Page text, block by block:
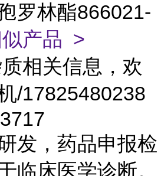
罗林酯866021-
产品 >
相关信息，欢
/17825480238
发，药品申报检
临床医学诊断。